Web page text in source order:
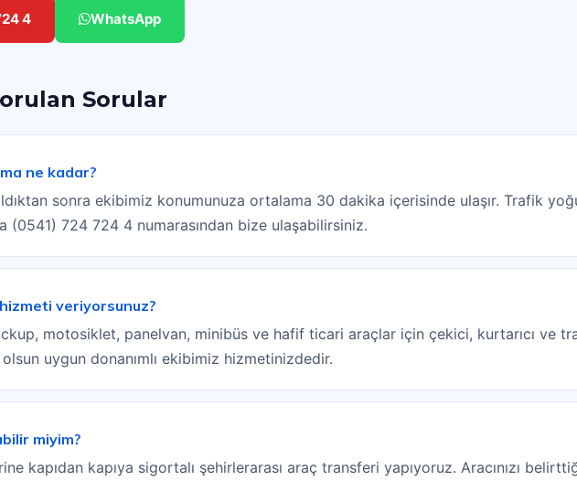
4 WhatsApp
Sorular
ne kadar?
sonra ekibimiz konumunuza ortalama 30 dakika içerisinde ulaşır. Trafik
724 724 4 numarasından bize ulaşabilirsiniz.
veriyorsunuz?
motosiklet, panelvan, minibüs ve hafif ticari araçlar için çekici, kurtarıcı ve
uygun donanımlı ekibimiz hizmetinizdedir.
miyim?
kapıdan kapıya sigortalı şehirlerarası araç transferi yapıyoruz. Aracınızı